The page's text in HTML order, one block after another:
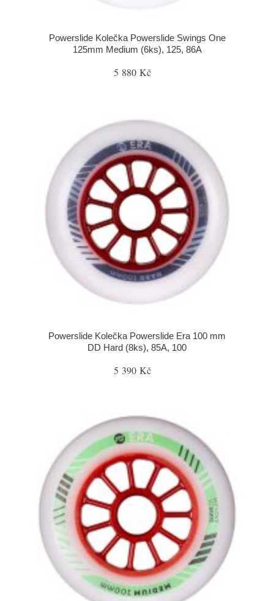
Powerslide Kolečka Powerslide Swings One
125mm Medium (6ks), 125, 86A
5 880 Kč
Powerslide Kolečka Powerslide Era 100 mm
DD Hard (8ks), 85A, 100
5 390 Kč